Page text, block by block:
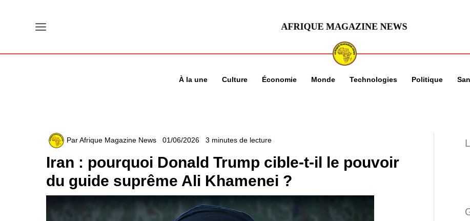
À la une Culture Économie Monde Technologies Politique
ParAfrique Magazine News 01/06/2026 3 minutes de lecture
Iran : pourquoi Donald Trump cible-t-il le pouvoir
du guide suprême Ali Khamenei ?